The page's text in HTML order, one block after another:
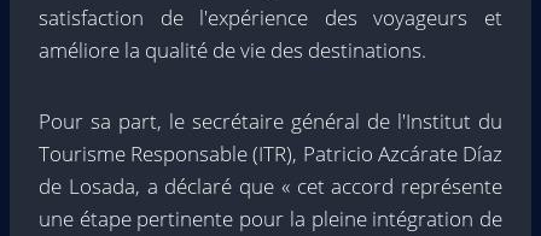
satisfaction de l'expérience des voyageurs et
améliore la qualité de vie des destinations.
Pour sa part, le secrétaire général de l'Institut du
Tourisme Responsable (ITR), Patricio Azcárate Díaz
de Losada, a déclaré que « cet accord représente
une étape pertinente pour la pleine intégration de